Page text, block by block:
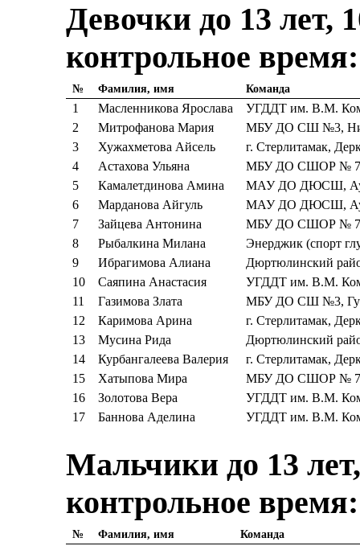
Девочки до 13 лет,
контрольное
№ Фамилия, имя Команда
1 Масленникова Ярослава
УГДДТ им. В.М.
2
Митрофанова Мария
МБУ ДО СШ №3,
3
Хужахметова Айсель
г. Стерлитамак,
4
Астахова Ульяна
МБУ ДО СШОР № 7,
5
Камалетдинова Амина
МАУ ДО ДЮСШ,
6
Марданова Айгуль
МАУ ДО ДЮСШ,
7
Зайцева Антонина
МБУ ДО СШОР № 7,
8
Рыбалкина Милана
Энерджик (спорт
9
Ибрагимова Алиана
Дюртюлинский
10
Саяпина Анастасия
УГДДТ им. В.М.
11
Газимова Злата
МБУ ДО СШ №3,
12
Каримова Арина
г. Стерлитамак,
13
Мусина Рида
Дюртюлинский
14
Курбангалеева Валерия
г. Стерлитамак,
15
Хатыпова Мира
МБУ ДО СШОР № 7,
16
Золотова Вера
УГДДТ им. В.М.
17
Баннова Аделина УГДДТ им. В.М.
Мальчики до 13
контрольное
№ Фамилия, имя Команда